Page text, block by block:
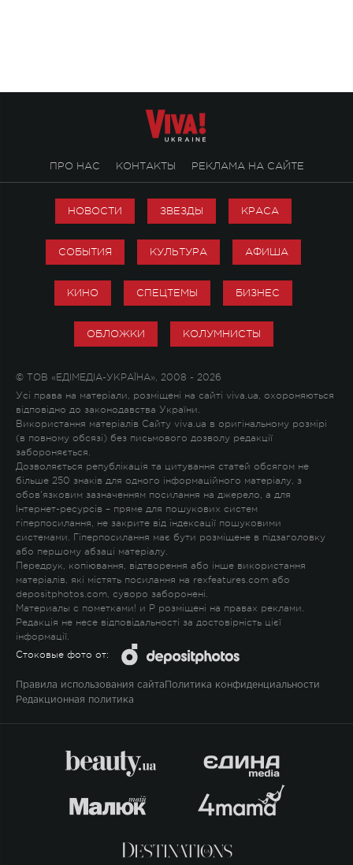
ПРО НАС КОНТАКТЫ РЕКЛАМА НА САЙТЕ
НОВОСТИ ЗВЕЗДЫ КРАСА
СОБЫТИЯ КУЛЬТУРА АФИША
КИНО СПЕЦТЕМЫ БИЗНЕС
ОБЛОЖКИ КОЛУМНИСТЫ
© ТОВ «ЕДІМЕДІА-УКРАЇНА», 2008 - 2026
Усі права на матеріали, розміщені на сайті viva.ua, охороняються
відповідно до законодавства України.
Використання матеріалів Сайту viva.ua в оригінальному розмірі
(в повному обсязі) без письмового дозволу редакції
забороняється.
Дозволяється републікація та цитування статей обсягом не
більше 250 знаків для одного інформаційного матеріалу, з
обов'язковим зазначенням посилання на джерело, а для
Інтернет-ресурсів – пряме для пошукових систем
гіперпосилання, не закрите від індексації пошуковими
системами. Гіперпосилання має бути розміщене в підзаголовку
або першому абзаці матеріалу.
Передрук, копіювання, відтворення або інше використання
матеріалів, які містять посилання на rexfeatures.com або
depositphotos.com, суворо заборонені.
Материалы с пометками! и P розміщені на правах реклами.
Редакція не несе відповідальності за достовірність цієї
інформації.
Стоковые фото от:
Правила использования сайта Политика конфиденциальности
Редакционная политика